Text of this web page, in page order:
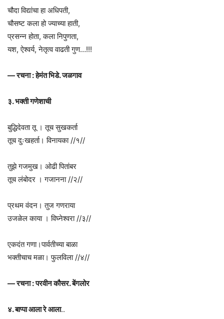
चौदा विद्यांचा हा अधिपती,
चौसष्ट कला हो ज्याच्या हाती,
प्रसन्न होता, कला निपुणता,
यश, ऐश्वर्य, नेतृत्व वाढती गुण…!!!
— रचना : हेमंत भिडे. जळगाव
३. भक्ती गणेशाची
बुद्धिदेवता तू । तूच सुखकर्ता
तूच दुःखहर्ता। विनायका //१//
तुझे गजमुख। ओढी पितांबर
तूच लंबोदर । गजानना //२//
प्रथम वंदन। तुज गणराया
उजळेल काया । विघ्नेश्वरा //३//
एकदंत गणा।पार्वतीच्या बाळा
भक्तीचाच मळा। फुलविला //४//
— रचना : परवीन कौसर. बेंगलोर
४. बाप्पा आला रे आला..